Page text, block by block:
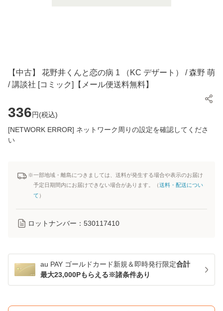
【中古】 花野井くんと恋の病 1 （KC デザート） / 森野 萌
/ 講談社 [コミック]【メール便送料無料】
336円(税込)
[NETWORK ERROR] ネットワーク周りの設定を確認してくださ
い
※一部地域・離島につきましては、送料が発生する場合や表示のお届け
予定日期間内にお届けできない場合があります。（送料・配送につい
て ）
ロットナンバー： 530117410
au PAY ゴールドカード新規＆即時発行限定合計
最大23,000Pもらえる※諸条件あり